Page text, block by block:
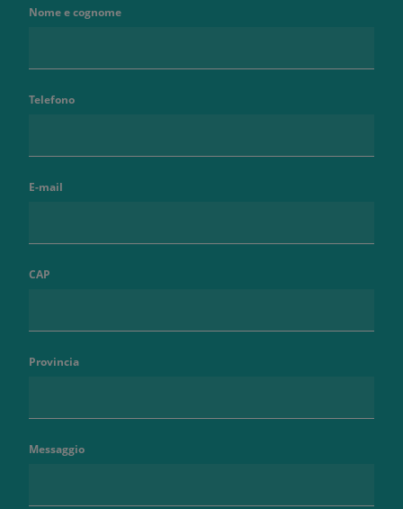
Nome e cognome
Telefono
E-mail
CAP
Provincia
Messaggio